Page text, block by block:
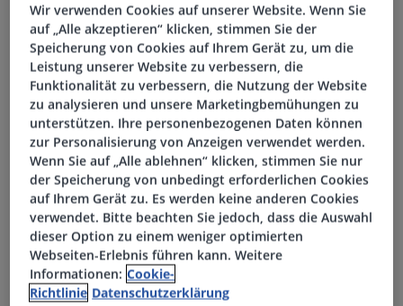
etwas Neues und Bleibendes zu schaffen und sich in
ein langfristiges und interessantes Aufgabengebiet
einzuarbeiten
Es profitieren von zahlreichen weiteren Benefits, wie
beispielsweise der Option auf ein Dienstrad-Leasing
und eine betriebliche Altersvorsorge inklusive
Arbeitgeberzuschuss
Aufgaben
Zuständig für die Administration, Automatisierung und
Wir verwenden Cookies auf unserer Website. Wenn Sie
auf „Alle akzeptieren“ klicken, stimmen Sie der
Speicherung von Cookies auf Ihrem Gerät zu, um die
Leistung unserer Website zu verbessern, die
Funktionalität zu verbessern, die Nutzung der Website
zu analysieren und unsere Marketingbemühungen zu
unterstützen. Ihre personenbezogenen Daten können
zur Personalisierung von Anzeigen verwendet werden.
Wenn Sie auf „Alle ablehnen“ klicken, stimmen Sie nur
der Speicherung von unbedingt erforderlichen Cookies
auf Ihrem Gerät zu. Es werden keine anderen Cookies
verwendet. Bitte beachten Sie jedoch, dass die Auswahl
dieser Option zu einem weniger optimierten
Webseiten-Erlebnis führen kann. Weitere
Informationen: Cookie-
Richtlinie Datenschutzerklärung